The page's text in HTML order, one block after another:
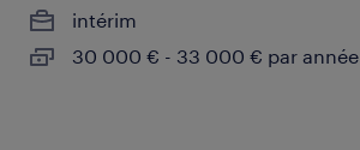
intérim
30 000 € - 33 000 € par année